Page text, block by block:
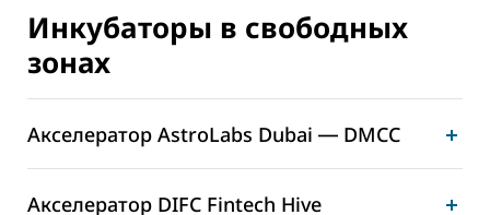
Инкубаторы в свободных
зонах
Акселератор AstroLabs Dubai ― DMCC
Акселератор DIFC Fintech Hive